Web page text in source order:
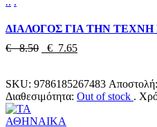
ΔΙΑΛΟΓΟΣ ΓΙΑ ΤΗΝ ΤΕΧΝΗ
€ 8.50
€ 7.65
SKU: 9786185267483 Αποστολή:
Διαθεσιμότητα: Out of stock .